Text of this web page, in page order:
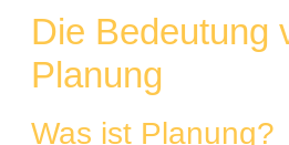
Die Bedeutung
Planung
Was ist Planung?